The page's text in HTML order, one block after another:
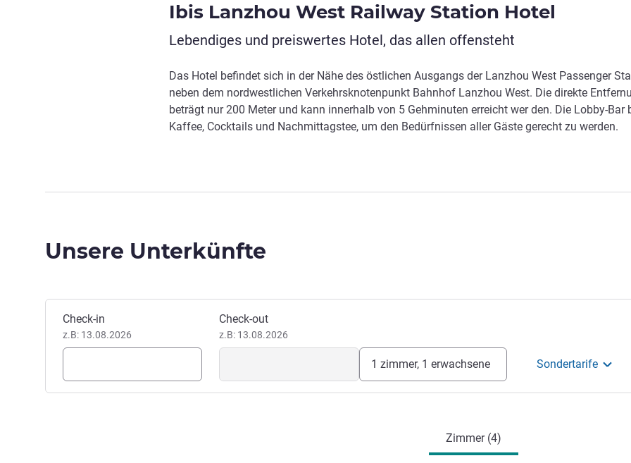
Ibis Lanzhou West Railway Station Hotel
Lebendiges und preiswertes Hotel, das allen offensteht
Das Hotel befindet sich in der Nähe des östlichen Ausgangs der Lanzhou West Passenger
neben dem nordwestlichen Verkehrsknotenpunkt Bahnhof Lanzhou West. Die direkte
beträgt nur 200 Meter und kann innerhalb von 5 Gehminuten erreicht wer den. Die Lobby-Bar
Kaffee, Cocktails und Nachmittagstee, um den Bedürfnissen aller Gäste gerecht zu werden.
Unsere Unterkünfte
Dieses Hotel buchen
Check-in
z.B: 13.08.2026
Check-out
z.B: 13.08.2026
1 zimmer, 1 erwachsene Sondertarife
Zimmer (4)